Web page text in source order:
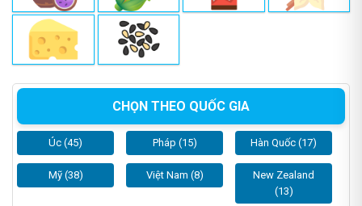
CHỌN THEO QUỐC GIA
Úc (45) Pháp (15) Hàn Quốc (17)
Mỹ (38) Việt Nam (8)
New Zealand
(13)